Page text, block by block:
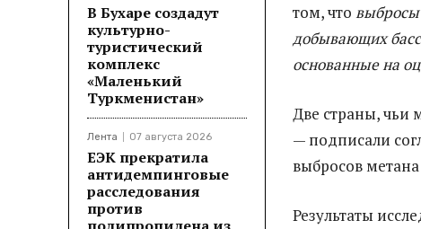
В Бухаре создадут
культурно-
туристический
комплекс
«Маленький
Туркменистан»
Лента 07 августа 2026
ЕЭК прекратила
антидемпинговые
расследования
против
полипропилена из
том, что выбросы
добывающих
основанные на
Две страны,
— подписали
выбросов
Результаты